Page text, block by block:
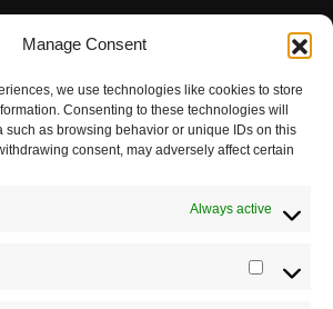
Manage Consent
we use technologies like cookies to store
Consenting to these technologies will
such as browsing behavior or unique IDs on this
consent, may adversely affect certain
Always active